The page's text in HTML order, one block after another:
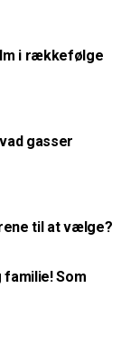
i rækkefølge
gasser
til at vælge?
familie! Som